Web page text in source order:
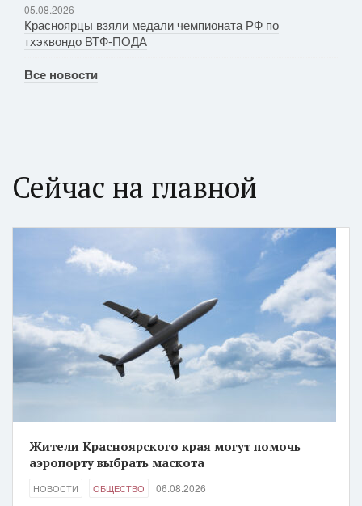
05.08.2026
Красноярцы взяли медали чемпионата РФ по
тхэквондо ВТФ-ПОДА
Все новости
Сейчас на главной
Жители Красноярского края могут помочь
аэропорту выбрать маскота
НОВОСТИ ОБЩЕСТВО 06.08.2026